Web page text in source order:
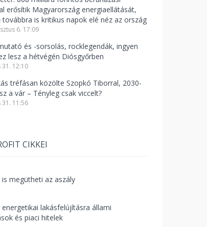
erősítik Magyarország energiaellátását,
is kritikus napok elé néz az ország
6. 17:09
és -sorsolás, rocklegendák, ingyen
lesz a hétvégén Diósgyőrben
12:10
tréfásan közölte Szopkó Tiborral, 2030-
a vár – Tényleg csak viccelt?
11:56
CIKKEI
megütheti az aszály
lakásfelújításra állami
és piaci hitelek